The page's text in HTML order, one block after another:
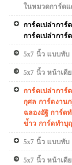
ในหมวดการ์ดแ
การ์ดเปล่าการ์
การ์ดเปล่าการ์
5x7 นิ้ว แบบพับ
5x7 นิ้ว หน้าเดี
การ์ดเปล่าการ์
กุศล การ์ดงาน
ฉลองอัฐิ การ์ด
ข่้าว การ์ดทำบุ
5x7 นิ้ว แบบพับ
5x7 นิ้ว หน้าเดี